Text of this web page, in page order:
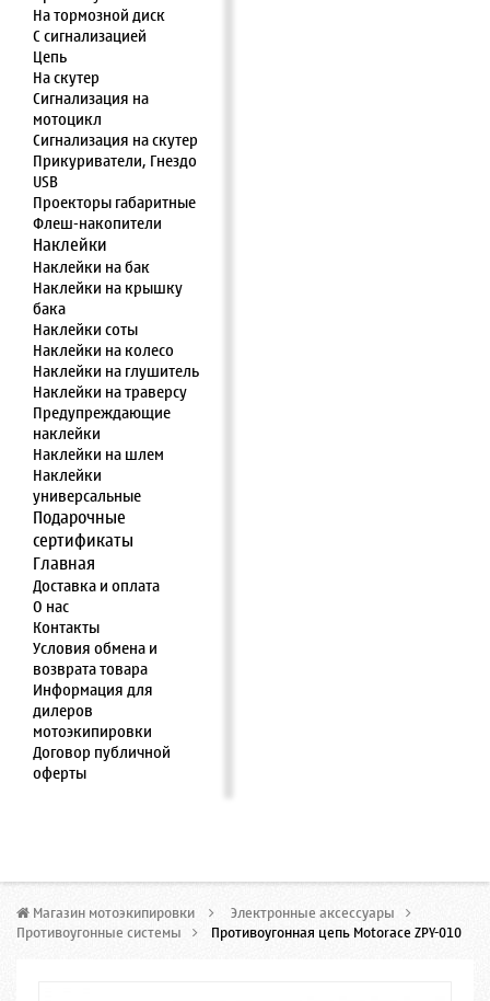
На тормозной диск
С сигнализацией
Цепь
На скутер
Сигнализация на
мотоцикл
Сигнализация на скутер
Прикуриватели, Гнездо
USB
Проекторы габаритные
Флеш-накопители
Наклейки
Наклейки на бак
Наклейки на крышку
бака
Наклейки соты
Наклейки на колесо
Наклейки на глушитель
Наклейки на траверсу
Предупреждающие
наклейки
Наклейки на шлем
Наклейки
универсальные
Подарочные
сертификаты
Главная
Доставка и оплата
О нас
Контакты
Условия обмена и
возврата товара
Информация для
дилеров
мотоэкипировки
Договор публичной
оферты
Магазин мотоэкипировки > Электронные аксессуары >
Противоугонные системы > Противоугонная цепь Motorace ZPY-010